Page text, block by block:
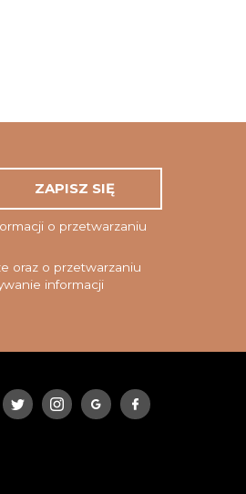
o przetwarzaniu
oraz o przetwarzaniu
informacji